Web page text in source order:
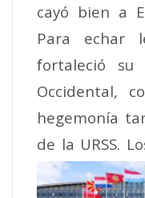
cayó bien a
Para echar
fortaleció su
Occidental,
hegemonía
de la URSS.